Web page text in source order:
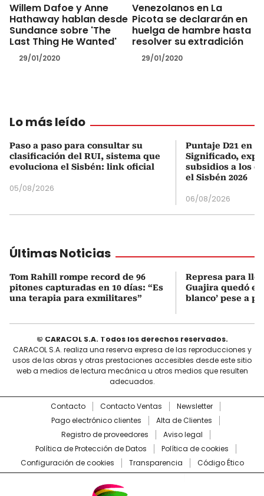
Willem Dafoe y Anne
Hathaway hablan desde
Sundance sobre 'The
Last Thing He Wanted'
29/01/2020
Venezolanos en La
Picota se declararán en
huelga de hambre hasta
resolver su extradición
29/01/2020
Lo más leído
Paso a paso para consultar su
clasificación del RUI, sistema que
evoluciona el Sisbén: link oficial
05/08/2026
Puntaje D21 en
Significado,
subsidios a los
el Sisbén 2026
06/08/2026
Últimas Noticias
Tom Rahill rompe record de 96
pitones capturadas en 10 días: “Es
una terapia para exmilitares”
Represa para
Guajira quedó en
blanco’ pese a
© CARACOL S.A. Todos los derechos reservados.
CARACOL S.A. realiza una reserva expresa de las reproducciones y
usos de las obras y otras prestaciones accesibles desde este sitio
web a medios de lectura mecánica u otros medios que resulten
adecuados.
Contacto Contacto Ventas
Newsletter
Pago electrónico clientes
Alta de Clientes
Registro de proveedores
Aviso legal
Política de Protección de Datos
Política de cookies
Configuración de cookies
Transparencia Código Ético